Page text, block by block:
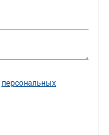
персональных